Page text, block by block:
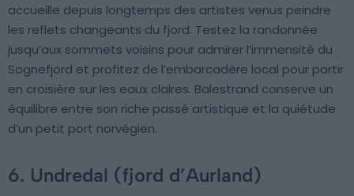
accueille depuis longtemps des artistes venus peindre
les reflets changeants du fjord. Testez la randonnée
jusqu’aux sommets voisins pour admirer l’immensité du
Sognefjord et profitez de l’embarcadère local pour partir
en croisière sur les eaux claires. Balestrand conserve un
équilibre entre son riche passé artistique et la quiétude
d’un petit port norvégien.
6. Undredal (fjord d’Aurland)